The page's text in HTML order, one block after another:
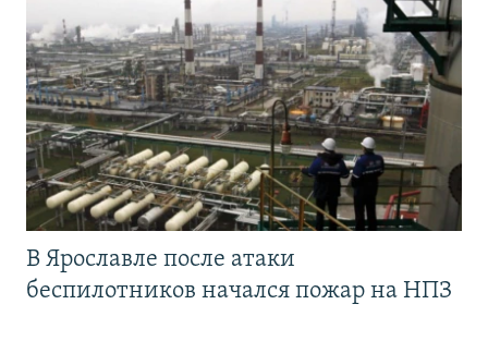
В Ярославле после атаки
беспилотников начался пожар на НПЗ